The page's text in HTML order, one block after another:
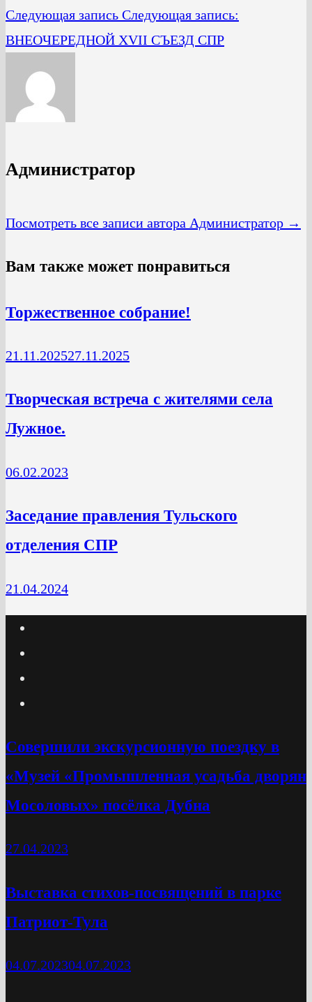
Следующая запись Следующая запись:
ВНЕОЧЕРЕДНОЙ XVII СЪЕЗД СПР
Администратор
Посмотреть все записи автора Администратор →
Вам также может понравиться
Торжественное собрание!
21.11.202527.11.2025
Творческая встреча с жителями села
Лужное.
06.02.2023
Заседание правления Тульского
отделения СПР
21.04.2024
Cовершили экскурсионную поездку в
«Музей «Промышленная усадьба дворян
Мосоловых» посёлка Дубна
27.04.2023
Выставка стихов-посвящений в парке
Патриот-Тула
04.07.202304.07.2023